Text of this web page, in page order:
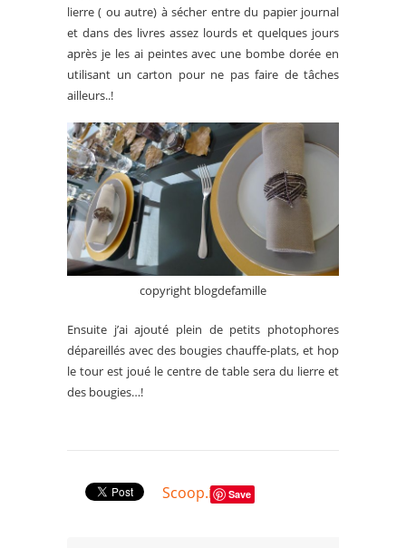
lierre ( ou autre) à sécher entre du papier journal
et dans des livres assez lourds et quelques jours
après je les ai peintes avec une bombe dorée en
utilisant un carton pour ne pas faire de tâches
ailleurs..!
copyright blogdefamille
Ensuite j’ai ajouté plein de petits photophores
dépareillés avec des bougies chauffe-plats, et hop
le tour est joué le centre de table sera du lierre et
des bougies…!
Scoop.it Save